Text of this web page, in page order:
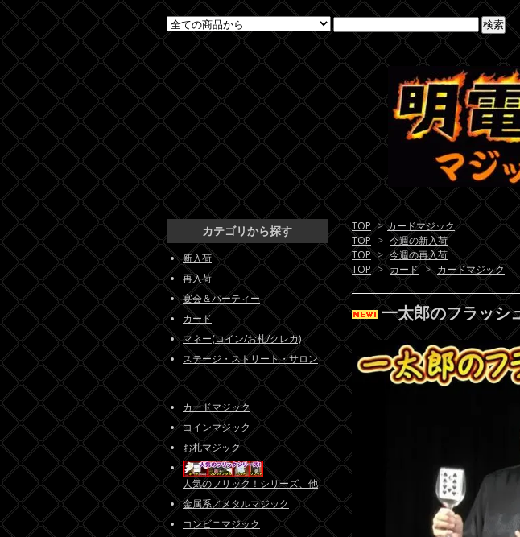
TOP > カードマジック
TOP > 今週の新入荷
TOP > 今週の再入荷
TOP > カード > カードマジック
一太郎のフラッシ
カテゴリから探す
新入荷
再入荷
宴会＆パーティー
カード
マネー(コイン/お札/クレカ)
ステージ・ストリート・サロン
カードマジック
コインマジック
お札マジック
人気のフリック！シリーズ、他
金属系／メタルマジック
コンビニマジック